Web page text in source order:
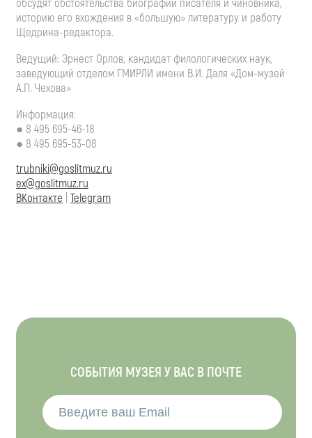
обсудят обстоятельства биографии писателя и чиновника,
историю его вхождения в «большую» литературу и работу
Щедрина-редактора.
Ведущий: Эрнест Орлов, кандидат филологических наук,
заведующий отделом ГМИРЛИ имени В.И. Даля «Дом-музей
А.П. Чехова»
Информация:
● 8 495 695-46-18
● 8 495 695-53-08
trubniki@goslitmuz.ru
ex@goslitmuz.ru
ВКонтакте Telegram
СОБЫТИЯ МУЗЕЯ У ВАС В ПОЧТЕ